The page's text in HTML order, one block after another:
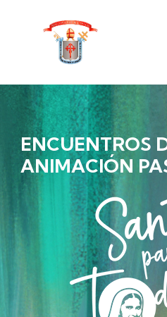
ENCUENTROS
ANIMACIÓN